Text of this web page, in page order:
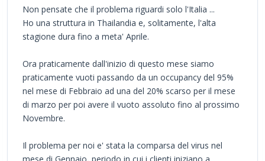
Non pensate che il problema riguardi solo l'Italia ...
Ho una struttura in Thailandia e, solitamente, l'alta
stagione dura fino a meta' Aprile.
Ora praticamente dall'inizio di questo mese siamo
praticamente vuoti passando da un occupancy del 95%
nel mese di Febbraio ad una del 20% scarso per il mese
di marzo per poi avere il vuoto assoluto fino al prossimo
Novembre.
Il problema per noi e' stata la comparsa del virus nel